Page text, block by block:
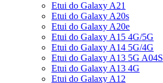
Etui do Galaxy A21
Etui do Galaxy A20s
Etui do Galaxy A20e
Etui do Galaxy A15 4G/5G
Etui do Galaxy A14 5G/4G
Etui do Galaxy A13 5G A04S
Etui do Galaxy A13 4G
Etui do Galaxy A12